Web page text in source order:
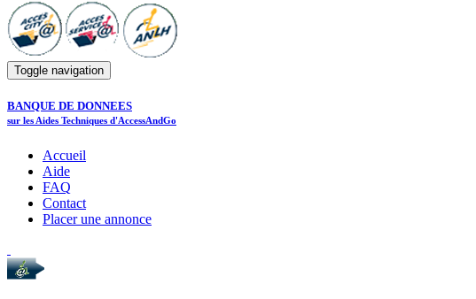
Toggle navigation
BANQUE DE DONNEES
sur les Aides Techniques d'AccessAndGo
Accueil
Aide
FAQ
Contact
Placer une annonce